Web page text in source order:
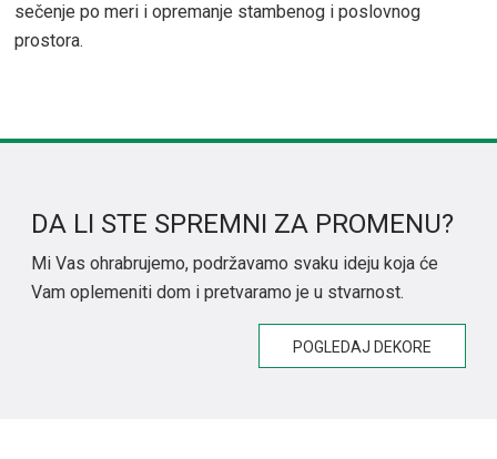
sečenje po meri i opremanje stambenog i poslovnog
prostora.
DA LI STE SPREMNI ZA PROMENU?
Mi Vas ohrabrujemo, podržavamo svaku ideju koja će
Vam oplemeniti dom i pretvaramo je u stvarnost.
POGLEDAJ DEKORE